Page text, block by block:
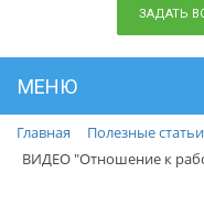
ЗАДАТЬ
МЕНЮ
Главная
Полезные
ВИДЕО "Отношение к